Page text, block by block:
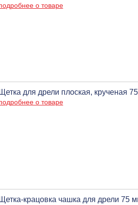
о товаре
Щетка для дрели плоская, крученая
о товаре
Щетка-крацовка чашка для дрели 75